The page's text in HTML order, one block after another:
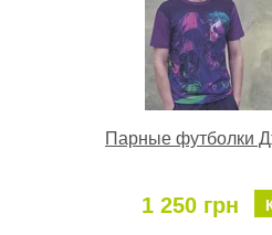
Парные футболки
1 250 грн